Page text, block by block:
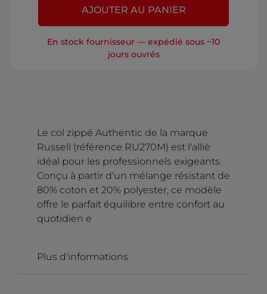
Le col zippé Authentic de la marque
Russell (référence RU270M) est l'allié
idéal pour les professionnels exigeants.
Conçu à partir d'un mélange résistant de
80% coton et 20% polyester, ce modèle
offre le parfait équilibre entre confort au
quotidien e
Plus d'informations
AJOUTER AU PANIER
En stock fournisseur — expédié sous ~10
jours ouvrés